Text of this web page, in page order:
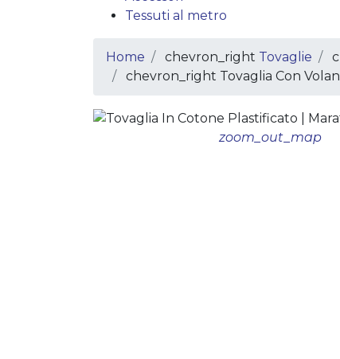
Tessuti al metro
Home chevron_right Tovaglie
chevron_right Tovaglia Con
zoom_out_map